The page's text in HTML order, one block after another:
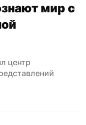
мир с
центр